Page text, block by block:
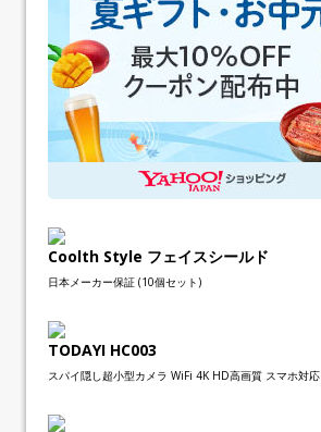
Coolth Style フェイスシールド
日本メーカー保証 (10個セット)
TODAYI HC003
スパイ隠し超小型カメラ WiFi 4K HD高画質 スマホ対応